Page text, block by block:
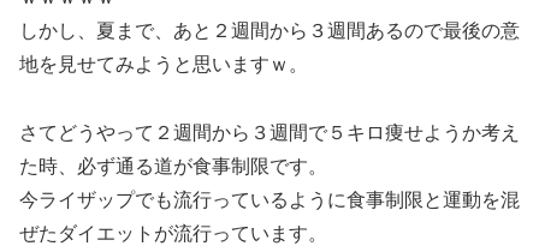
しかし、夏まで、あと２週間から３週間あるので最後の意
地を見せてみようと思いますｗ。
さてどうやって２週間から３週間で５キロ痩せようか考え
た時、必ず通る道が食事制限です。
今ライザップでも流行っているように食事制限と運動を混
ぜたダイエットが流行っています。